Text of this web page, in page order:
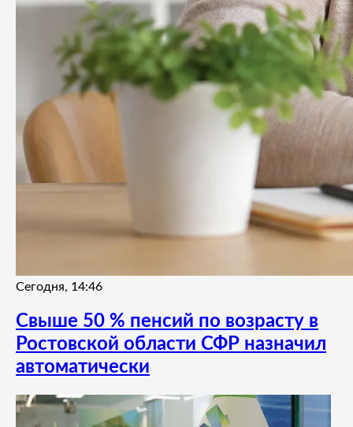
Сегодня, 14:46
Свыше 50 % пенсий по возрасту в
Ростовской области СФР назначил
автоматически